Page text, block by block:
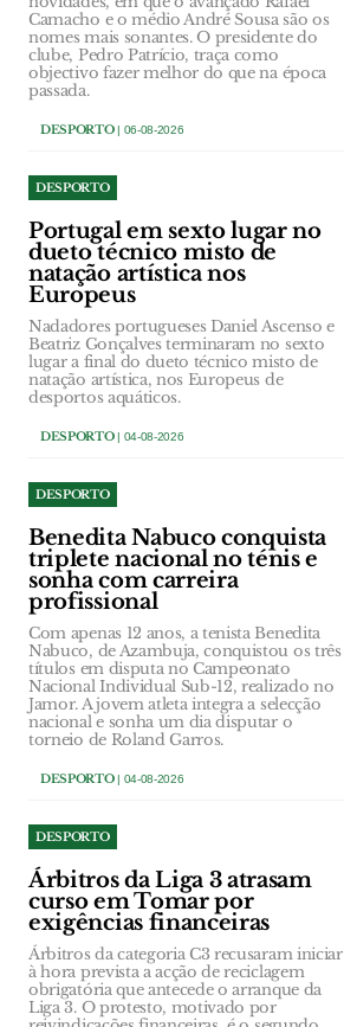
Camacho e o médio André Sousa são os
nomes mais sonantes. O presidente do
clube, Pedro Patrício, traça como
objectivo fazer melhor do que na época
passada.
DESPORTO| 06-08-2026
DESPORTO
Portugal em sexto lugar no
dueto técnico misto de
natação artística nos
Europeus
Nadadores portugueses Daniel Ascenso e
Beatriz Gonçalves terminaram no sexto
lugar a final do dueto técnico misto de
natação artística, nos Europeus de
desportos aquáticos.
DESPORTO| 04-08-2026
DESPORTO
Benedita Nabuco conquista
triplete nacional no ténis e
sonha com carreira
profissional
Com apenas 12 anos, a tenista Benedita
Nabuco, de Azambuja, conquistou os três
títulos em disputa no Campeonato
Nacional Individual Sub-12, realizado no
Jamor. A jovem atleta integra a selecção
nacional e sonha um dia disputar o
torneio de Roland Garros.
DESPORTO| 04-08-2026
DESPORTO
Árbitros da Liga 3 atrasam
curso em Tomar por
exigências financeiras
Árbitros da categoria C3 recusaram iniciar
à hora prevista a acção de reciclagem
obrigatória que antecede o arranque da
Liga 3. O protesto, motivado por